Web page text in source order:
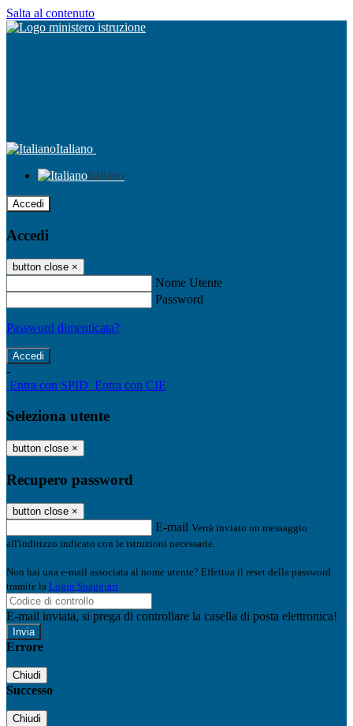
Salta al contenuto
Italiano
Italiano
Accedi
Accedi
button close ×
Nome Utente
Password
Password dimenticata?
-
Entra con SPID Entra con CIE
Seleziona utente
button close ×
Recupero password
button close ×
E-mail Verrà inviato un messaggio
all'indirizzo indicato con le istruzioni necessarie.
Non hai una e-mail associata al nome utente? Effettua il reset della password
tramite la Login Spaggiari
E-mail inviata, si prega di controllare la casella di posta elettronica!
Errore
Chiudi
Successo
Chiudi